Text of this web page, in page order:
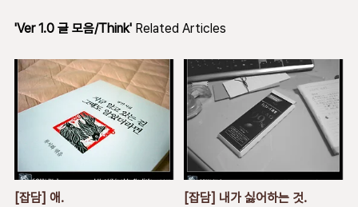
'Ver 1.0 글 모음/Think' Related Articles
[잡담] 애. [잡담] 내가 싫어하는 것.